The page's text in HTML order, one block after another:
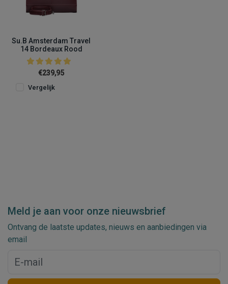
Su.B Amsterdam Travel
14 Bordeaux Rood
€239,95
Vergelijk
Meld je aan voor onze nieuwsbrief
Ontvang de laatste updates, nieuws en aanbiedingen via
email